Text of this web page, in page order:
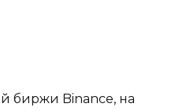
биржи Binance, на